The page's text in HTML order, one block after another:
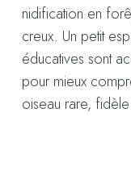
nidification en
creux. Un petit
éducatives sont
pour mieux
oiseau rare,